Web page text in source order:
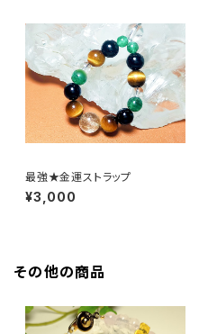
最強★金運ストラップ
¥3,000
その他の商品